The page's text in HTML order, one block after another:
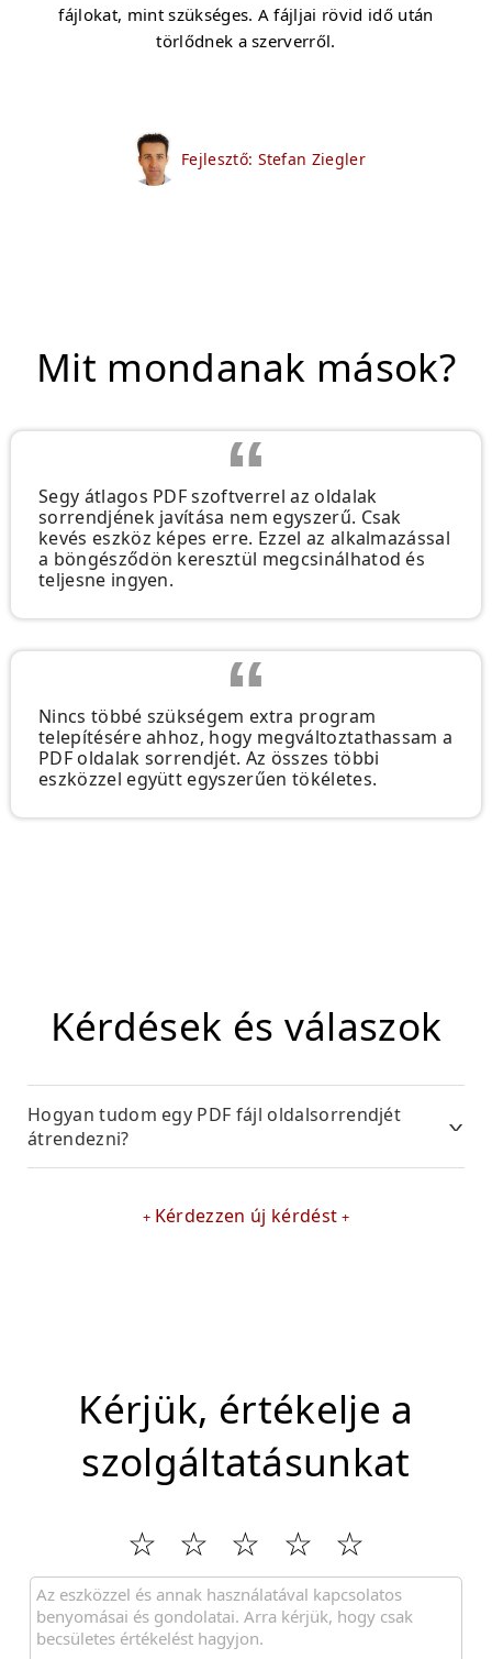
fájlokat, mint szükséges. A fájljai rövid idő után
törlődnek a szerverről.
Fejlesztő: Stefan Ziegler
Mit mondanak mások?
Segy átlagos PDF szoftverrel az oldalak
sorrendjének javítása nem egyszerű. Csak
kevés eszköz képes erre. Ezzel az alkalmazással
a böngésződön keresztül megcsinálhatod és
teljesne ingyen.
Nincs többé szükségem extra program
telepítésére ahhoz, hogy megváltoztathassam a
PDF oldalak sorrendjét. Az összes többi
eszközzel együtt egyszerűen tökéletes.
Kérdések és válaszok
Hogyan tudom egy PDF fájl oldalsorrendjét
átrendezni?
Kérdezzen új kérdést
Kérjük, értékelje a
szolgáltatásunkat